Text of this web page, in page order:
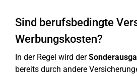
Sind berufsbedingte
Werbungskosten?
In der Regel wird der
bereits durch andere